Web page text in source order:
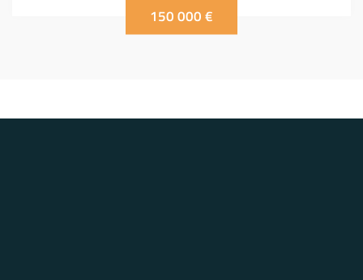
150 000 €